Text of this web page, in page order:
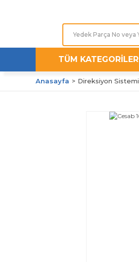
TÜM KATEGORİLER
Anasayfa Direksiyon Sistemi